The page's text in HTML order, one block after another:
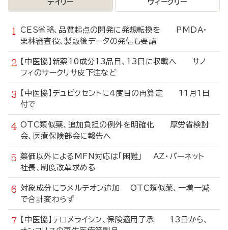
デイリー ウィークリー
CES省略、品質起点の開発に発想転換を PMDA・
栗林審査役、製販後データの発信も要請
【中医協】新薬10成分13品目、13日に収載へ サノ
フィのサークリサ皮下注など
【中医協】デュピクセントに4度目の再算定 11月1日
付で
OTC類似薬、追加負担の例外を明確化 厚労省検討
会、医療保険部会に報告へ
薬価以外によるMFN対応は「困難」 AZ・バーネット
社長、制度改革求める
対象成分にラメルテオン追加 OTC類似薬、一増一減
で合計変わらず
【中医協】テロメライシン、保険適用了承 13日から、